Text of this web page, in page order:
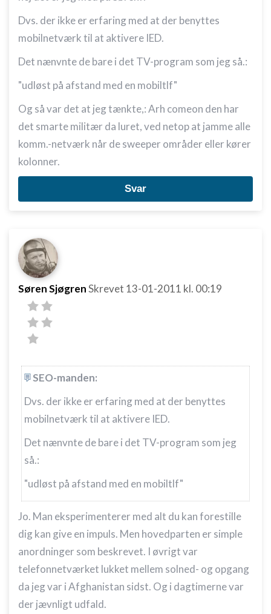
Dvs. der ikke er erfaring med at der benyttes
mobilnetværk til at aktivere IED.
Det nænvnte de bare i det TV-program som jeg så.:
"udløst på afstand med en mobiltlf"
Og så var det at jeg tænkte,: Arh comeon den har
det smarte militær da luret, ved netop at jamme alle
komm.-netværk når de sweeper områder eller kører
kolonner.
Svar
Søren SjøgrenSkrevet 13-01-2011 kl. 00:19
SEO-manden:
Dvs. der ikke er erfaring med at der benyttes
mobilnetværk til at aktivere IED.
Det nænvnte de bare i det TV-program som jeg
så.:
"udløst på afstand med en mobiltlf"
Jo. Man eksperimenterer med alt du kan forestille
dig kan give en impuls. Men hovedparten er simple
anordninger som beskrevet. I øvrigt var
telefonnetværket lukket mellem solned- og opgang
da jeg var i Afghanistan sidst. Og i dagtimerne var
der jævnligt udfald.